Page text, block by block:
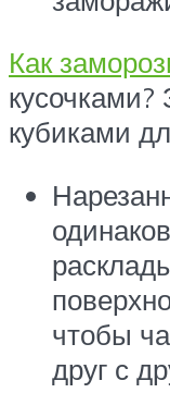
Как
кубиками
чтобы
друг с